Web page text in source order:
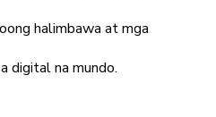
halimbawa at mga
digital na mundo.